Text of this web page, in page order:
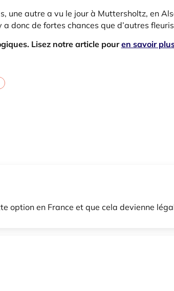
une autre a vu le jour à Muttersholtz, en
donc de fortes chances que d’autres
Lisez notre article pouren savoir
option en France et que cela devienne